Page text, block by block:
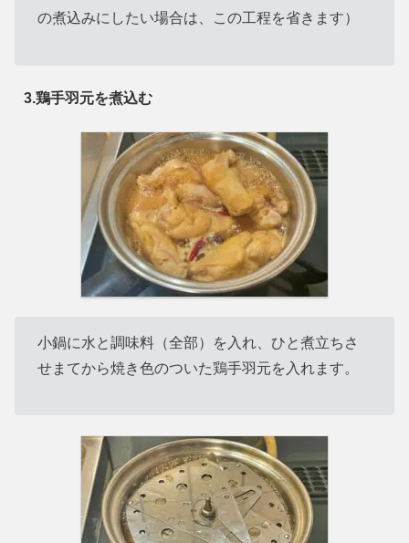
の煮込みにしたい場合は、この工程を省きます）
3.鶏手羽元を煮込む
小鍋に水と調味料（全部）を入れ、ひと煮立ちさ
せまてから焼き色のついた鶏手羽元を入れます。